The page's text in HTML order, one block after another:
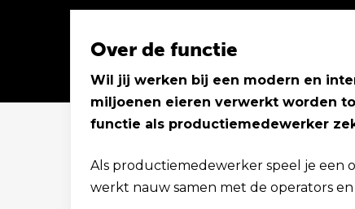
Solliciteer binnen 1 minuut
Over de functie
Wil jij werken bij een modern en
miljoenen eieren verwerkt worden
functie als productiemedewerker
Als productiemedewerker speel je een
werkt nauw samen met de operators